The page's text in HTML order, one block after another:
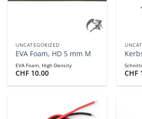
UNCATEGORIZED
EVA Foam, HD 5 mm M
EVA Foam, High Density
CHF 10.00 CHF